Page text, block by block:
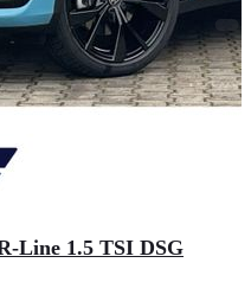
Line 1.5 TSI DSG